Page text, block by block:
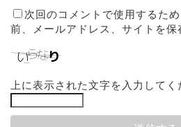
次回のコメントで使用するた
前、メールアドレス、サイトを保
上に表示された文字を入力してく